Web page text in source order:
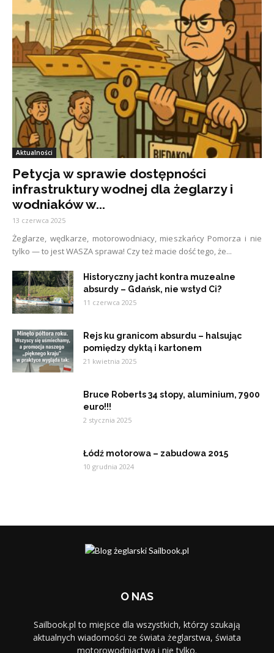
Aktualności
Petycja w sprawie dostępności
infrastruktury wodnej dla żeglarzy i
wodniaków w...
13 czerwca 2025
Żeglarze, wędkarze, motorowodniacy, mieszkańcy Pomorza i nie
tylko — to jest WASZA sprawa! Czy też macie dość tego, że...
Historyczny jacht kontra muzealne
absurdy – Gdańsk, nie wstyd Ci?
11 czerwca 2025
Rejs ku granicom absurdu – halsując
pomiędzy dyktą i kartonem
21 kwietnia 2025
Bruce Roberts 34 stopy, aluminium, 7900
euro!!!
2 stycznia 2025
Łódź motorowa – zabudowa 2015
10 grudnia 2024
O NAS
Sailbook.pl to miejsce dla wszystkich, którzy szukają
aktualnych wiadomości ze świata żeglarstwa, świata
motorowodniactwa i nie tylko.